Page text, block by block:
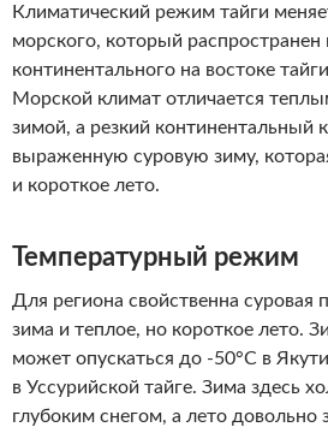
Климатический режим тайги
морского, который распространен
континентального на востоке
Морской климат отличается
зимой, а резкий континентальный
выраженную суровую зиму,
и короткое лето.
Температурный режим
Для региона свойственна суровая
зима и теплое, но короткое лето.
может опускаться до -50°С в
в Уссурийской тайге. Зима здесь
глубоким снегом, а лето